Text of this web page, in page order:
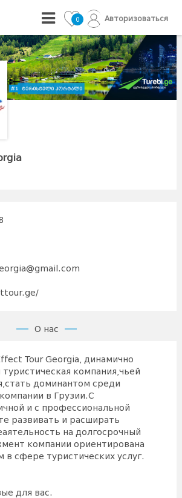
0 Авторизоваться
О нас
Tour Georgia, динамично
компания,чьей
доминантом среди
в Грузии.С
и с профессиональной
развивать и расширать
на долгосрочный
компании ориентирована
в сфере туристических услуг.
для вас.